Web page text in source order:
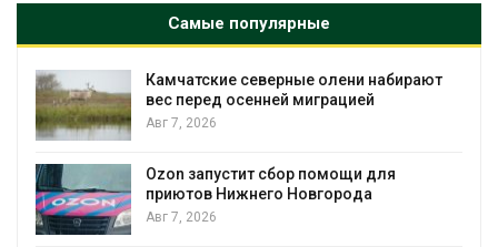
Самые популярные
Тайфун, засуха и пожары: сразу
несколько регионов столкнулись с
экстремальными природными
Авг 7, 2026
Солнечные панели над каналами
позволяют одновременно